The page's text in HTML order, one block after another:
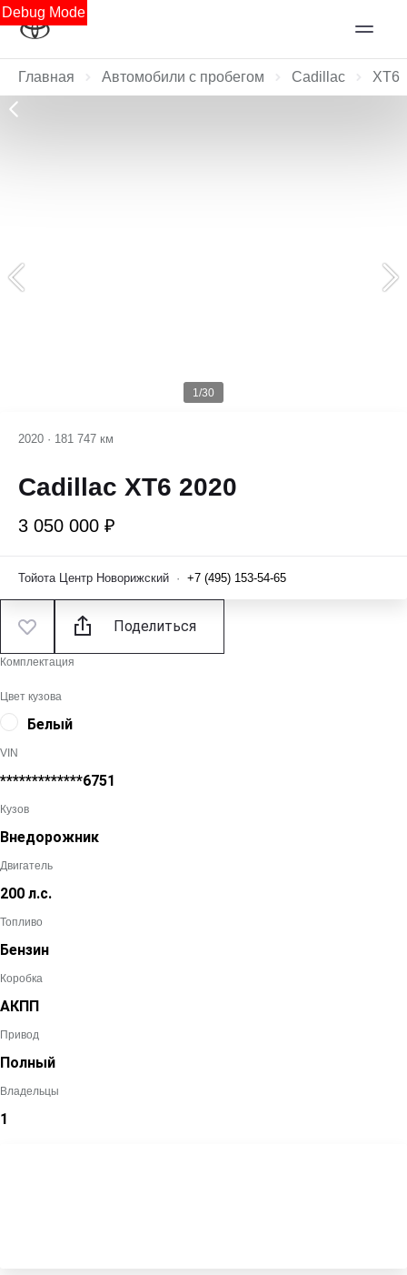
Debug Mode
Главная Автомобили с пробегом Cadillac XT6
1/30
2020 · 181 747 км
Cadillac XT6 2020
3 050 000 ₽
Тойота Центр Новорижский · +7 (495) 153-54-65
Поделиться
Комплектация
Цвет кузова
Белый
VIN
*************6751
Кузов
Внедорожник
Двигатель
200 л.с.
Топливо
Бензин
Коробка
АКПП
Привод
Полный
Владельцы
1